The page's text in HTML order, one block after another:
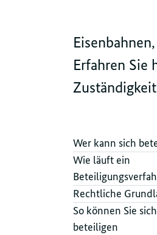
Erfahren Sie
Wer kann sich
Wie läuft ein
Rechtliche
So können Sie
beteiligen